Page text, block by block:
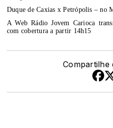
Duque de Caxias x Petrópolis – no
A Web Rádio Jovem Carioca
com cobertura a partir 14h15
Compartilhe